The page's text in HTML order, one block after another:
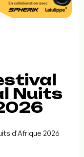
Nuits
d'Afrique 2026